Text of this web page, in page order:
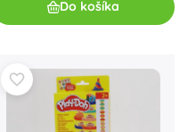
Do košíka